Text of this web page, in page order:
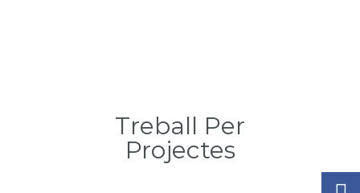
Treball Per
Projectes